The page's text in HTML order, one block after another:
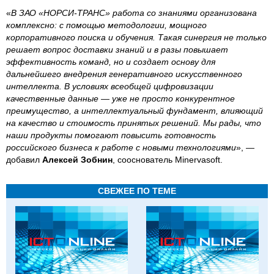
«В ЗАО «НОРСИ-ТРАНС» работа со знаниями организована
комплексно: с помощью методологии, мощного
корпоративного поиска и обучения. Такая синергия не только
решает вопрос доставки знаний и в разы повышает
эффективность команд, но и создает основу для
дальнейшего внедрения генеративного искусственного
интеллекта. В условиях всеобщей цифровизации
качественные данные — уже не просто конкурентное
преимущество, а интеллектуальный фундамент, влияющий
на качество и стоимость принятых решений. Мы рады, что
наши продукты помогают повысить готовность
российского бизнеса к работе с новыми технологиями», —
добавил Алексей Зобнин , сооснователь Minervasoft.
СВЕЖЕЕ ПО ТЕМЕ